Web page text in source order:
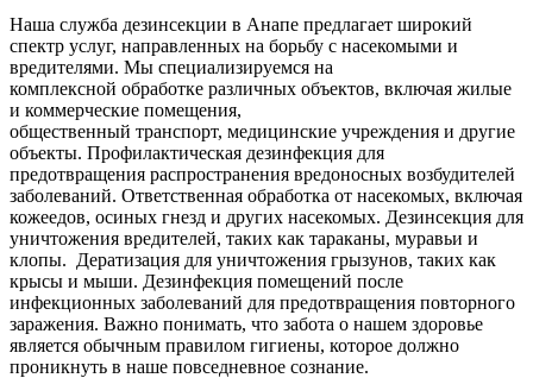
Наша служба дезинсекции в Анапе предлагает широкий
спектр услуг, направленных на борьбу с насекомыми и
вредителями. Мы специализируемся на
комплексной обработке различных объектов, включая жилые
и коммерческие помещения,
общественный транспорт, медицинские учреждения и другие
объекты. Профилактическая дезинфекция для
предотвращения распространения вредоносных возбудителей
заболеваний. Ответственная обработка от насекомых, включая
кожеедов, осиных гнезд и других насекомых. Дезинсекция для
уничтожения вредителей, таких как тараканы, муравьи и
клопы. Дератизация для уничтожения грызунов, таких как
крысы и мыши. Дезинфекция помещений после
инфекционных заболеваний для предотвращения повторного
заражения. Важно понимать, что забота о нашем здоровье
является обычным правилом гигиены, которое должно
проникнуть в наше повседневное сознание.